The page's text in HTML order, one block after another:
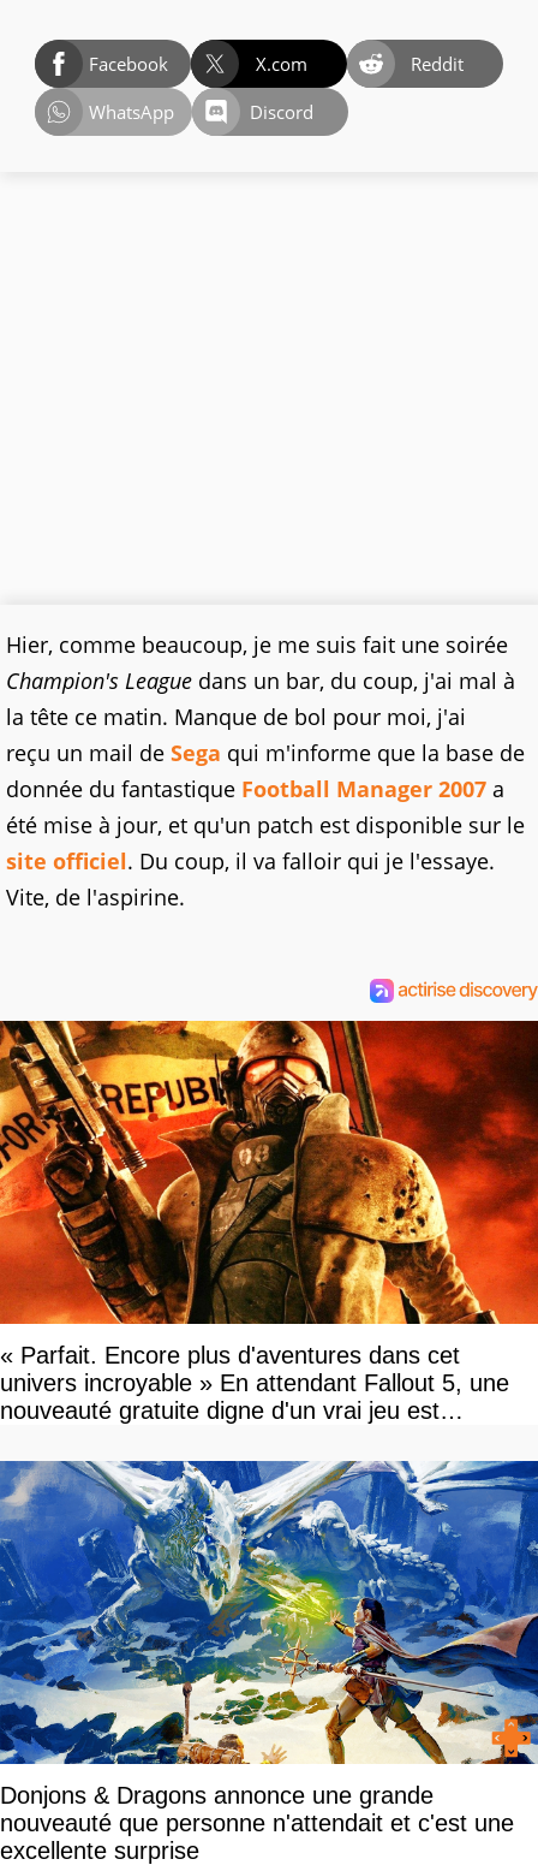
Facebook X.com
Reddit
WhatsApp
Discord
Hier, comme beaucoup, je me suis fait une soirée
Champion's League dans un bar, du coup, j'ai mal à
la tête ce matin. Manque de bol pour moi, j'ai
reçu un mail de Sega qui m'informe que la base de
donnée du fantastique Football Manager 2007 a
été mise à jour, et qu'un patch est disponible sur le
site officiel. Du coup, il va falloir qui je l'essaye.
Vite, de l'aspirine.
« Parfait. Encore plus d'aventures dans cet
univers incroyable » En attendant Fallout 5, une
nouveauté gratuite digne d'un vrai jeu est
Donjons & Dragons annonce une grande
nouveauté que personne n'attendait et c'est une
excellente surprise